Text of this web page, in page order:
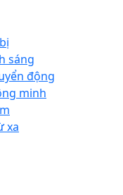
sáng
động
minh
xa